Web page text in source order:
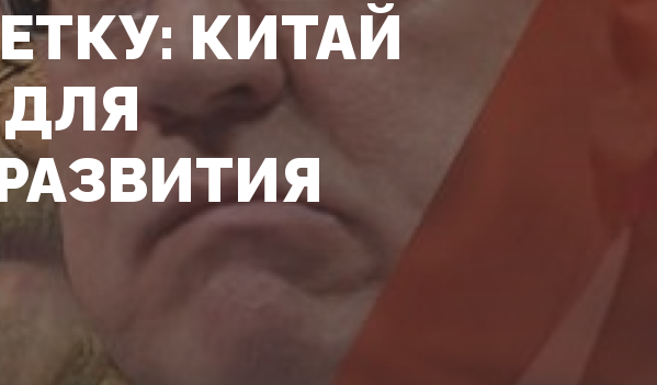
КИТАЙ